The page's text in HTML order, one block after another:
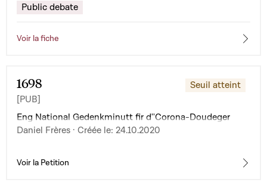
Public debate
Voir la fiche
1698
[PUB]
Seuil atteint
Eng National Gedenkminutt fir d''Corona-Doudeger
Daniel Frères · Créée le: 24.10.2020
Voir la Petition